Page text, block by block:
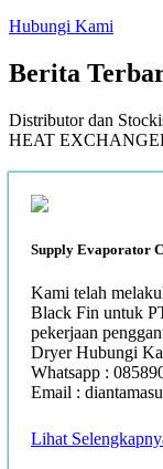
Hubungi Kami
Berita
Distributor dan
HEAT
Supply Evaporator
Kami telah
Black Fin untuk
pekerjaan
Dryer Hubungi
Whatsapp :
Email :
Lihat